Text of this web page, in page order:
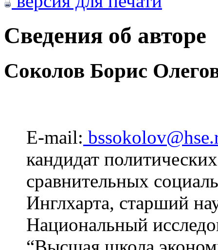
Сведения об авторе
Соколов Борис
E-mail:
кандидат
сравнительных
Инглхарта, старший
Национальный